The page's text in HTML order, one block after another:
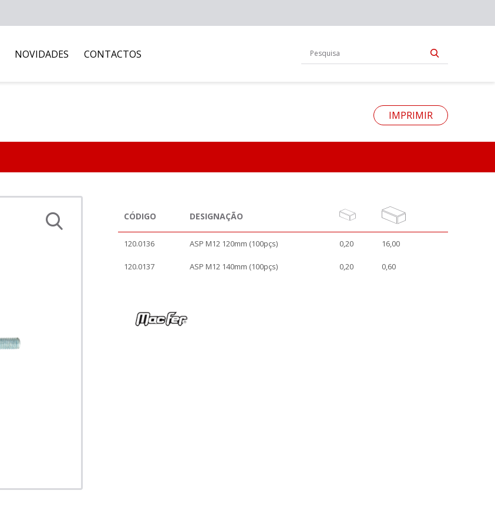
NOVIDADES CONTACTOS
IMPRIMIR
CÓDIGO DESIGNAÇÃO
120.0136 ASP M12 120mm (100pçs) 0,20 16,00
120.0137 ASP M12 140mm (100pçs) 0,20 0,60